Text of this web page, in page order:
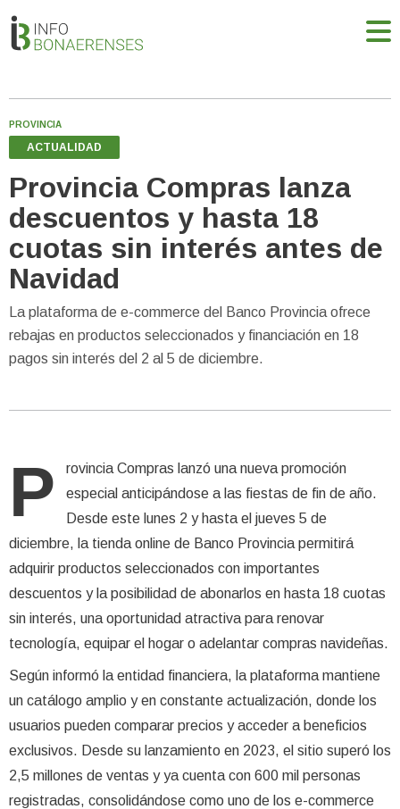
PROVINCIA
ACTUALIDAD
Provincia Compras lanza
descuentos y hasta 18
cuotas sin interés antes de
Navidad
La plataforma de e-commerce del Banco Provincia ofrece
rebajas en productos seleccionados y financiación en 18
pagos sin interés del 2 al 5 de diciembre.
P
rovincia Compras lanzó una nueva promoción
especial anticipándose a las fiestas de fin de año.
Desde este lunes 2 y hasta el jueves 5 de
diciembre, la tienda online de Banco Provincia permitirá
adquirir productos seleccionados con importantes
descuentos y la posibilidad de abonarlos en hasta 18 cuotas
sin interés, una oportunidad atractiva para renovar
tecnología, equipar el hogar o adelantar compras navideñas.
Según informó la entidad financiera, la plataforma mantiene
un catálogo amplio y en constante actualización, donde los
usuarios pueden comparar precios y acceder a beneficios
exclusivos. Desde su lanzamiento en 2023, el sitio superó los
2,5 millones de ventas y ya cuenta con 600 mil personas
registradas, consolidándose como uno de los e-commerce